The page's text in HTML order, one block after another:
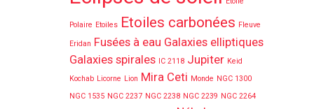
Polaire Etoiles Etoiles carbonées Fleuve
Eridan Fusées à eau Galaxies elliptiques
Galaxies spirales IC 2118 Jupiter Keid
Kochab Licorne Lion Mira Ceti Monde NGC 1300
NGC 1535 NGC 2237 NGC 2238 NGC 2239 NGC 2264